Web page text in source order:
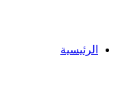
الرئيسية